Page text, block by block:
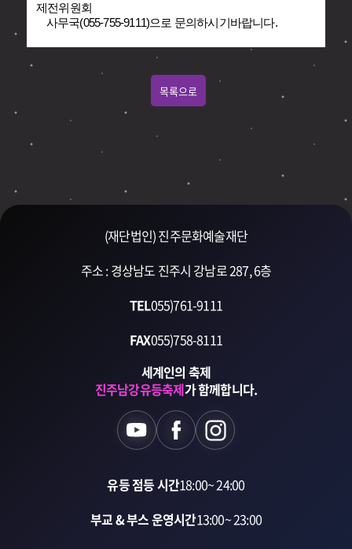
제전위원회
사무국(055-755-9111)으로 문의하시기바랍니다.
목록으로
(재단법인) 진주문화예술재단
주소 : 경상남도 진주시 강남로 287, 6층
TEL055)761-9111
FAX055)758-8111
세계인의 축제
진주남강유등축제가 함께합니다.
유등 점등 시간18:00~ 24:00
부교 & 부스 운영시간13:00~ 23:00